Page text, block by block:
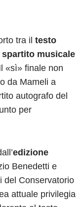
tra il testo
spartito musicale
«sì» finale non
da Mameli a
autografo del
per
edizione
Benedetti e
del Conservatorio
attuale privilegia